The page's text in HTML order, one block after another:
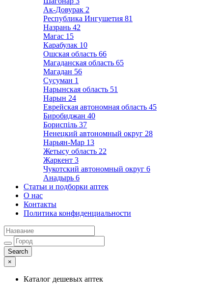
Ак-Довурак 2
Республика Ингушетия 81
Назрань 42
Магас 15
Карабулак 10
Ошская область 66
Магаданская область 65
Магадан 56
Сусуман 1
Нарынская область 51
Нарын 24
Еврейская автономная область 45
Биробиджан 40
Бориспіль 37
Ненецкий автономный округ 28
Нарьян-Мар 13
Жетысу область 22
Жаркент 3
Чукотский автономный округ 6
Анадырь 6
Статьи и подборки аптек
О нас
Контакты
Политика конфиденциальности
×
Каталог дешевых аптек